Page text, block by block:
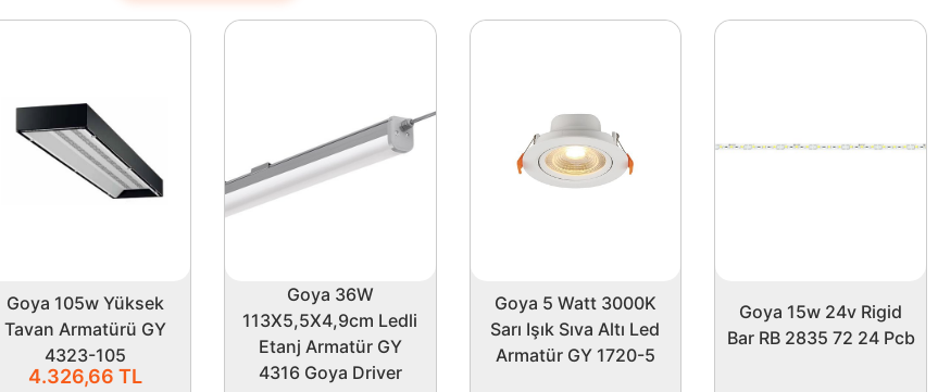
bir atmosferle zenginleştirir. Özel etkinliklerde, parti dekorasyonlarında veya romantik bir ortam yaratmak için
ya da dekoratif amaçlı kullanım için de oldukça uygundur. Bu led şerit, estetik kaygıları olan kullanıcılar için
Led bar sağlam yapı ile desteklenerek, herhangi bir düşme veya darbe durumuna karşı direnç gösterir. 1
kolaylıkla özelleştirilebilir, böylece tüm mekanlara uyum sağlar.
iş yerinizde keyifli bir atmosfer yaratmak için harekete geçin. Sıra dışı aydınlatma seçenekleri ile
Goya 105w Yüksek
Tavan Armatürü GY
4323-105
4.326,66 TL
Goya 36W
113X5,5X4,9cm Ledli
Etanj Armatür GY
4316 Goya Driver
Goya 5 Watt 3000K
Sarı Işık Sıva Altı Led
Armatür GY 1720-5
Goya 15w 24v Rigid
Bar RB 2835 72 24 Pcb